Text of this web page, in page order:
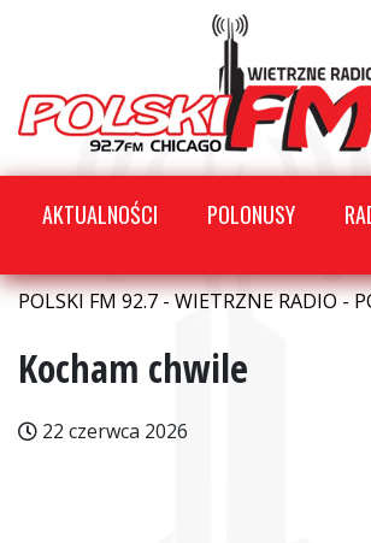
AKTUALNOŚCI POLONUSY
POLSKI FM 92.7 - WIETRZNE RADIO -
Kocham chwile
22 czerwca 2026